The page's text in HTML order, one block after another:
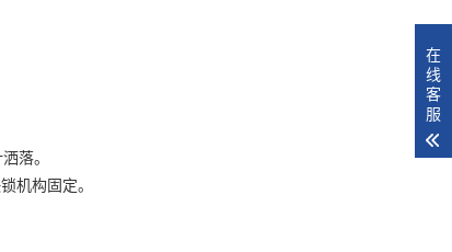
落。
机构固定。
在
线
客
服